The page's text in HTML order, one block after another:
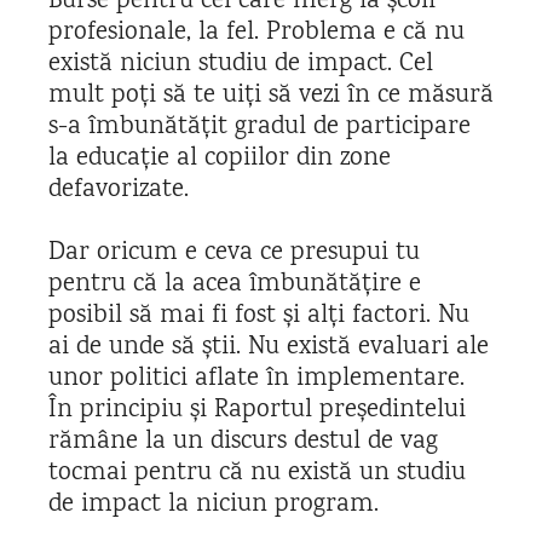
profesionale, la fel. Problema e că nu
există niciun studiu de impact. Cel
mult poți să te uiți să vezi în ce măsură
s-a îmbunătățit gradul de participare
la educație al copiilor din zone
defavorizate.
Dar oricum e ceva ce presupui tu
pentru că la acea îmbunătățire e
posibil să mai fi fost și alți factori. Nu
ai de unde să știi. Nu există evaluari ale
unor politici aflate în implementare.
În principiu și Raportul președintelui
rămâne la un discurs destul de vag
tocmai pentru că nu există un studiu
de impact la niciun program.